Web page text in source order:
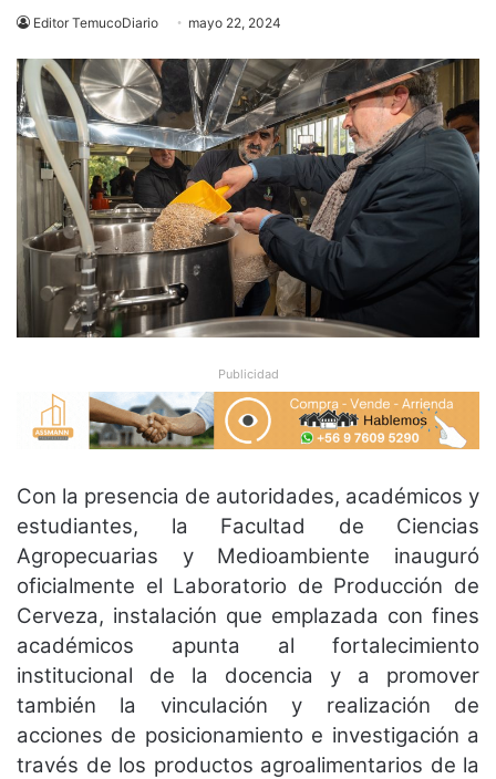
Editor TemucoDiario mayo 22, 2024
Publicidad
Con la presencia de autoridades, académicos y
estudiantes, la Facultad de Ciencias
Agropecuarias y Medioambiente inauguró
oficialmente el Laboratorio de Producción de
Cerveza, instalación que emplazada con fines
académicos apunta al fortalecimiento
institucional de la docencia y a promover
también la vinculación y realización de
acciones de posicionamiento e investigación a
través de los productos agroalimentarios de la